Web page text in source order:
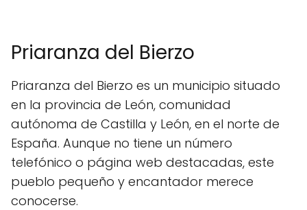
Priaranza del Bierzo
Priaranza del Bierzo es un municipio situado
en la provincia de León, comunidad
autónoma de Castilla y León, en el norte de
España. Aunque no tiene un número
telefónico o página web destacadas, este
pueblo pequeño y encantador merece
conocerse.